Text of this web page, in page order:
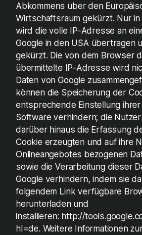
Abkommens über den
Wirtschaftsraum gekürzt. Nur
wird die volle IP-Adresse an
Google in den USA übertragen
gekürzt. Die von dem Browser
übermittelte IP-Adresse wird
Daten von Google
können die Speicherung der
entsprechende Einstellung
Software verhindern; die
darüber hinaus die Erfassung
Cookie erzeugten und auf ihre
Onlineangebotes bezogenen
sowie die Verarbeitung dieser
Google verhindern, indem sie
folgendem Link verfügbare
herunterladen und
installieren: http://
hl=de. Weitere Informationen